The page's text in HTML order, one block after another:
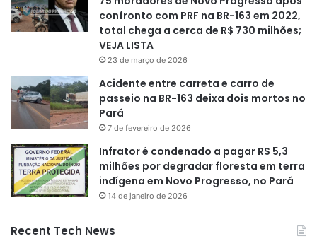
confronto com PRF na BR-163 em 2022,
total chega a cerca de R$ 730 milhões;
VEJA LISTA
23 de março de 2026
Acidente entre carreta e carro de
passeio na BR-163 deixa dois mortos no
Pará
7 de fevereiro de 2026
Infrator é condenado a pagar R$ 5,3
milhões por degradar floresta em terra
indígena em Novo Progresso, no Pará
14 de janeiro de 2026
Recent Tech News